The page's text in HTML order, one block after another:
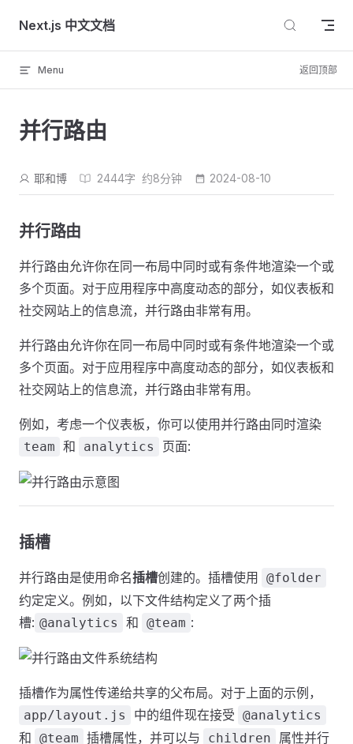
Skip to content
Next.js 中文文档
Menu 返回顶部
并行路由
耶和博 2444字 约8分钟 2024-08-10
并行路由
并行路由允许你在同一布局中同时或有条件地渲染一个或
多个页面。对于应用程序中高度动态的部分，如仪表板和
社交网站上的信息流，并行路由非常有用。
并行路由允许你在同一布局中同时或有条件地渲染一个或
多个页面。对于应用程序中高度动态的部分，如仪表板和
社交网站上的信息流，并行路由非常有用。
例如，考虑一个仪表板，你可以使用并行路由同时渲染
team 和 analytics 页面:
插槽
并行路由是使用命名插槽创建的。插槽使用 @folder
约定定义。例如，以下文件结构定义了两个插
槽: @analytics 和 @team :
插槽作为属性传递给共享的父布局。对于上面的示例，
app/layout.js 中的组件现在接受 @analytics
和 @team 插槽属性，并可以与 children
属性并行